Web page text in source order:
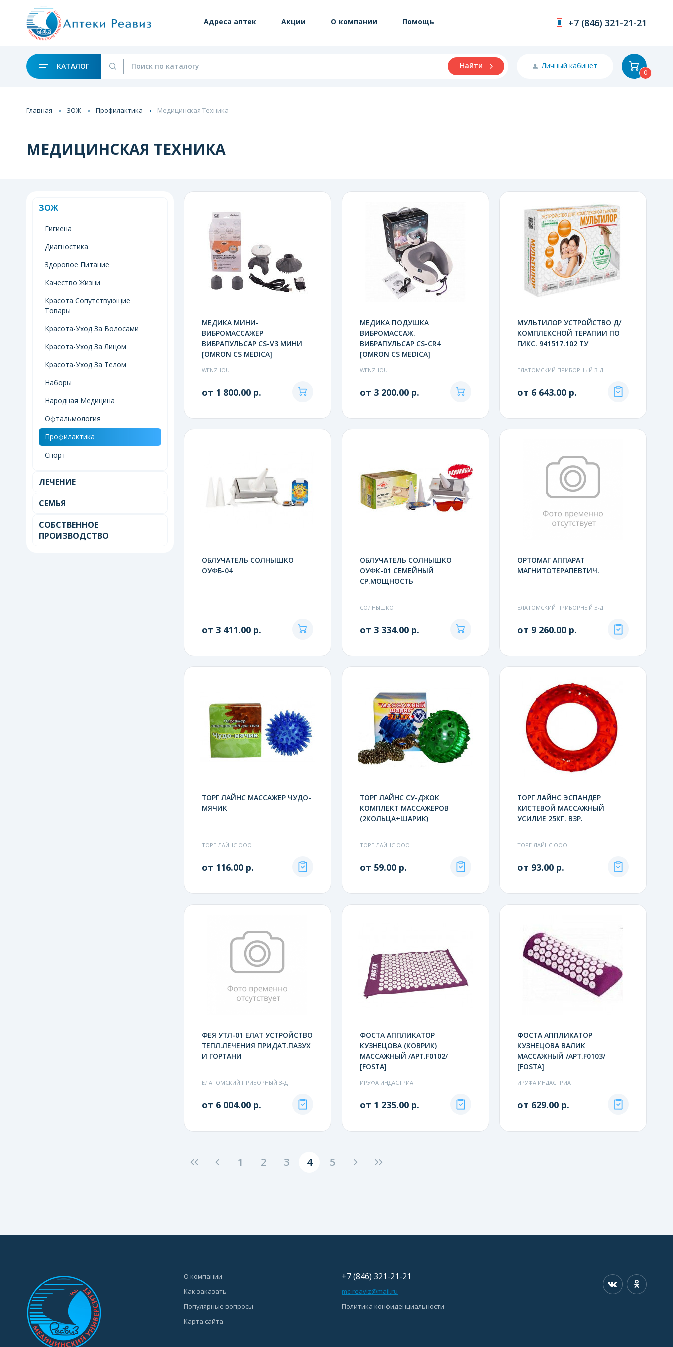
Адреса аптек Акции О компании Помощь +7 (846) 321-21-21
КАТАЛОГ Найти Личный кабинет
0
Главная ЗОЖ Профилактика Медицинская Техника
МЕДИЦИНСКАЯ ТЕХНИКА
ЗОЖ
Гигиена
Диагностика
Здоровое Питание
Качество Жизни
Красота Сопутствующие
Товары
Красота-Уход За Волосами
Красота-Уход За Лицом
Красота-Уход За Телом
Наборы
Народная Медицина
Офтальмология
Профилактика
Спорт
ЛЕЧЕНИЕ
СЕМЬЯ
СОБСТВЕННОЕ
ПРОИЗВОДСТВО
МЕДИКА МИНИ-
ВИБРОМАССАЖЕР
ВИБРАПУЛЬСАР CS-V3 МИНИ
[OMRON CS MEDICA]
WENZHOU
от 1 800.00 р.
МЕДИКА ПОДУШКА
ВИБРОМАССАЖ.
ВИБРАПУЛЬСАР CS-CR4
[OMRON CS MEDICA]
WENZHOU
от 3 200.00 р.
МУЛЬТИЛОР УСТРОЙСТВО Д/
КОМПЛЕКСНОЙ ТЕРАПИИ ПО
ГИКС. 941517.102 ТУ
ЕЛАТОМСКИЙ ПРИБОРНЫЙ З-Д
от 6 643.00 р.
ОБЛУЧАТЕЛЬ СОЛНЫШКО
ОУФБ-04
от 3 411.00 р.
ОБЛУЧАТЕЛЬ СОЛНЫШКО
ОУФК-01 СЕМЕЙНЫЙ
СР.МОЩНОСТЬ
СОЛНЫШКО
от 3 334.00 р.
ОРТОМАГ АППАРАТ
МАГНИТОТЕРАПЕВТИЧ.
ЕЛАТОМСКИЙ ПРИБОРНЫЙ З-Д
от 9 260.00 р.
ТОРГ ЛАЙНС МАССАЖЕР ЧУДО-
МЯЧИК
ТОРГ ЛАЙНС ООО
от 116.00 р.
ТОРГ ЛАЙНС СУ-ДЖОК
КОМПЛЕКТ МАССАЖЕРОВ
(2КОЛЬЦА+ШАРИК)
ТОРГ ЛАЙНС ООО
от 59.00 р.
ТОРГ ЛАЙНС ЭСПАНДЕР
КИСТЕВОЙ МАССАЖНЫЙ
УСИЛИЕ 25КГ. ВЗР.
ТОРГ ЛАЙНС ООО
от 93.00 р.
ФЕЯ УТЛ-01 ЕЛАТ УСТРОЙСТВО
ТЕПЛ.ЛЕЧЕНИЯ ПРИДАТ.ПАЗУХ
И ГОРТАНИ
ЕЛАТОМСКИЙ ПРИБОРНЫЙ З-Д
от 6 004.00 р.
ФОСТА АППЛИКАТОР
КУЗНЕЦОВА (КОВРИК)
МАССАЖНЫЙ /АРТ.F0102/
[FOSTA]
ИРУФА ИНДАСТРИА
от 1 235.00 р.
ФОСТА АППЛИКАТОР
КУЗНЕЦОВА ВАЛИК
МАССАЖНЫЙ /АРТ.F0103/
[FOSTA]
ИРУФА ИНДАСТРИА
от 629.00 р.
1 2 3 4 5
О компании
Как заказать
Популярные вопросы
Карта сайта
+7 (846) 321-21-21
mc-reaviz@mail.ru
Политика конфиденциальности